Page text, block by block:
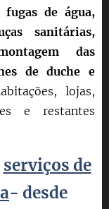
fugas de água,
sanitárias,
das
de duche e
lojas,
e restantes
serviços de
- desde